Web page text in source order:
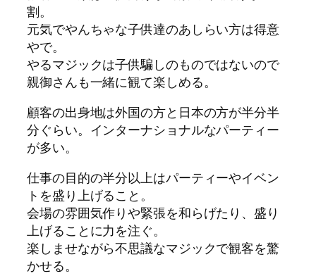
割。
元気でやんちゃな子供達のあしらい方は得意
やで。
やるマジックは子供騙しのものではないので
親御さんも一緒に観て楽しめる。
顧客の出身地は外国の方と日本の方が半分半
分ぐらい。インターナショナルなパーティー
が多い。
仕事の目的の半分以上はパーティーやイベン
トを盛り上げること。
会場の雰囲気作りや緊張を和らげたり、盛り
上げることに力を注ぐ。
楽しませながら不思議なマジックで観客を驚
かせる。